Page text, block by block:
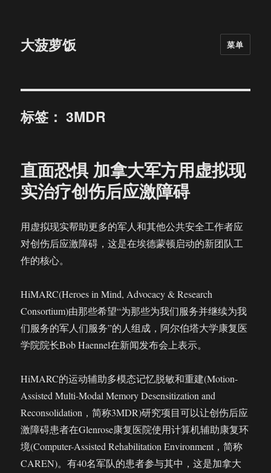
大菠萝饭 菜单
标签：3MDR
直面恐惧 加拿大军方用虚拟现
实治疗创伤后应激障碍
用虚拟现实帮助更多的军人和其他公共安全工作者应
对创伤后应激障碍，这是在埃德蒙顿启动的新团队工
作的核心。
HiMARC(Heroes in Mind, Advocacy & Research
Consortium)由那些希望“为那些为我们服务并继续为我
们服务的军人们服务”的人组成，阿尔伯塔大学康复医
学院院长Bob Haennel在新闻发布会上表示。
HiMARC的运动辅助多模态记忆脱敏和重建(Motion-
Assisted Multi-Modal Memory Desensitization and
Reconsolidation，简称3MDR)研究项目可以让创伤后应
激障碍患者在Glenrose康复医院使用计算机辅助康复环
境(Computer-Assisted Rehabilitation Environment，简称
CAREN)。有40名军队的患者参与其中，这是加拿大